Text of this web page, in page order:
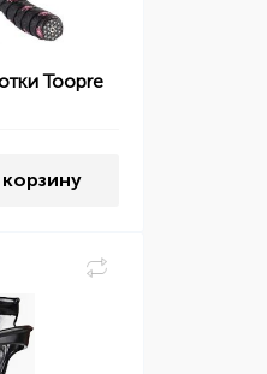
Toopre